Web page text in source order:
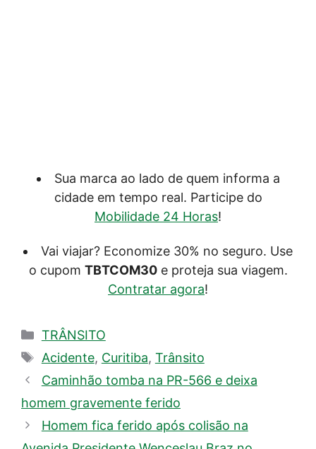
Sua marca ao lado de quem informa a
cidade em tempo real. Participe do
Mobilidade 24 Horas!
Vai viajar? Economize 30% no seguro. Use
o cupom TBTCOM30e proteja sua viagem.
Contratar agora!
Categorias
TRÂNSITO
Tags
Acidente, Curitiba, Trânsito
Caminhão tomba na PR-566 e deixa
homem gravemente ferido
Homem fica ferido após colisão na